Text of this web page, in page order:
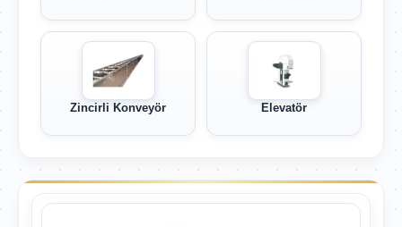
Zincirli Konveyör Elevatör